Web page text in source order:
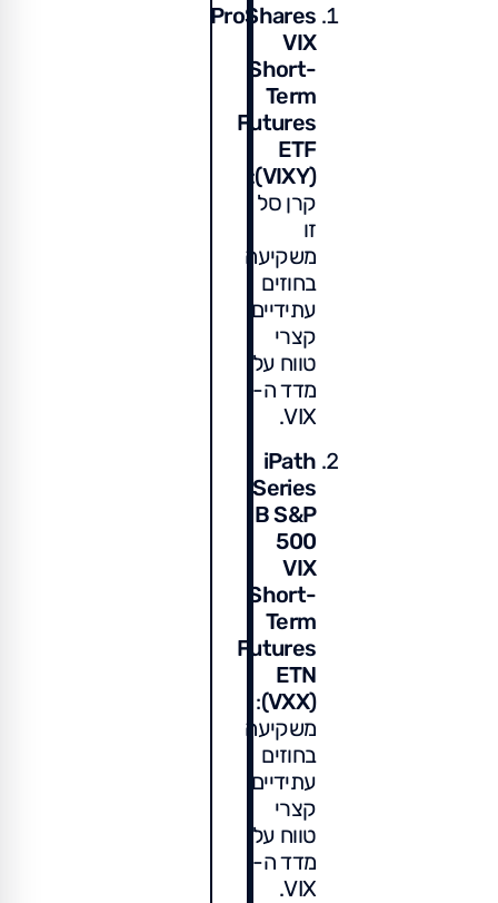
ProShares
VIX
Short-
Term
Futures
ETF
(VIXY)
:
קרן סל
זו
משקיעה
בחוזים
עתידיים
קצרי
טווח על
מדד ה-
VIX.
iPath
Series
B S&P
500
VIX
Short-
Term
Futures
ETN
(VXX)
:
משקיעה
בחוזים
עתידיים
קצרי
טווח על
מדד ה-
VIX.